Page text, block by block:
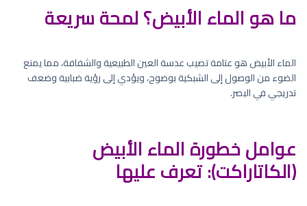
ما هو الماء الأبيض؟ لمحة سريعة
الماء الأبيض هو عتامة تصيب عدسة العين الطبيعية والشفافة، مما يمنع
الضوء من الوصول إلى الشبكية بوضوح، ويؤدي إلى رؤية ضبابية وضعف
تدريجي في البصر.
عوامل خطورة الماء الأبيض
(الكاتاراكت): تعرف عليها